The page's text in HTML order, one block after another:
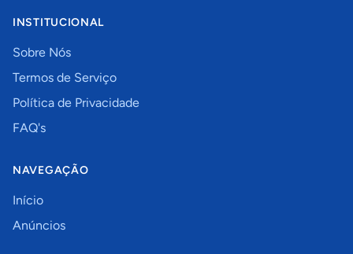
INSTITUCIONAL
Sobre Nós
Termos de Serviço
Política de Privacidade
FAQ's
NAVEGAÇÃO
Início
Anúncios